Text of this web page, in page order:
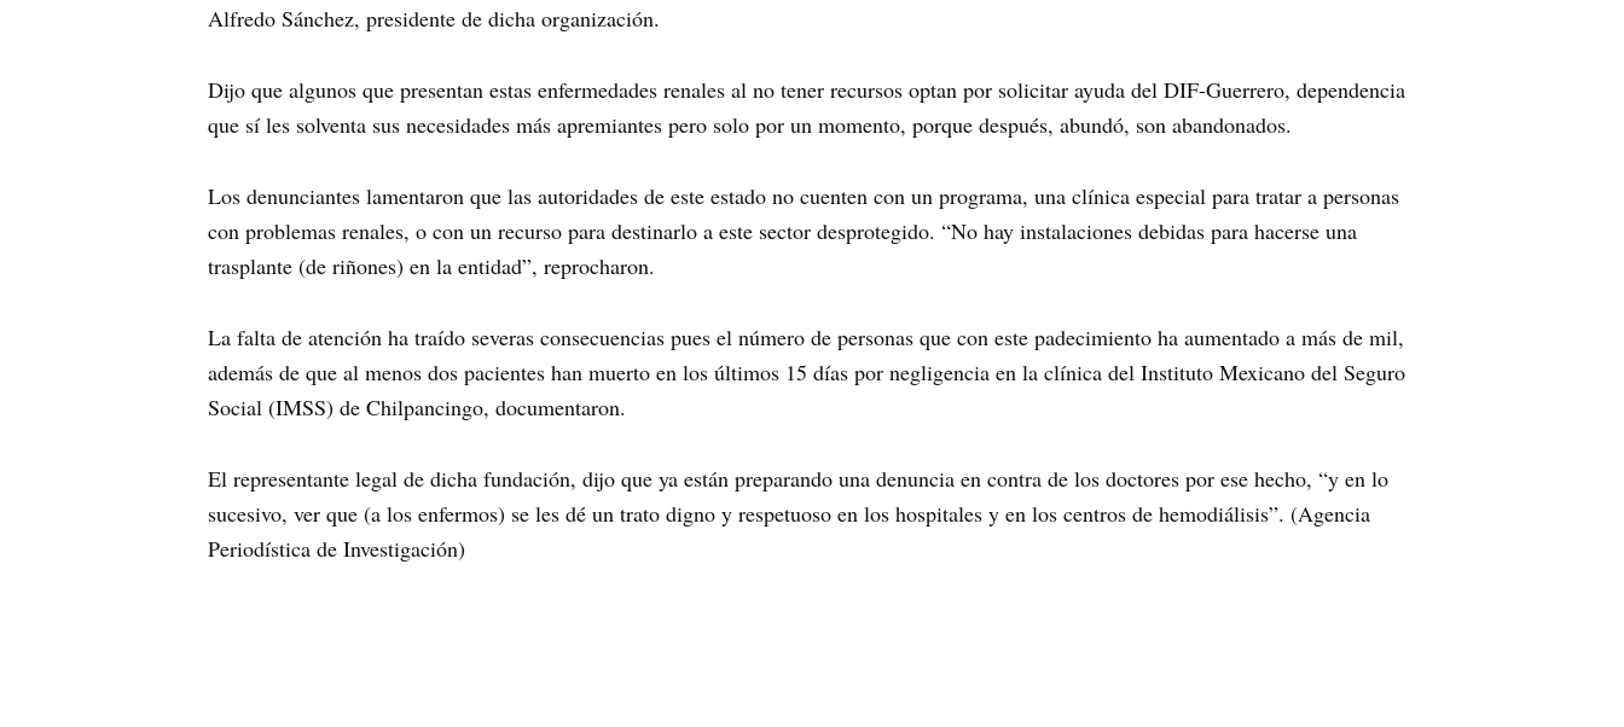
Alfredo Sánchez, presidente de dicha organización.
Dijo que algunos que presentan estas enfermedades renales al no tener recursos optan por solicitar ayuda del DIF-Guerrero, dependencia
que sí les solventa sus necesidades más apremiantes pero solo por un momento, porque después, abundó, son abandonados.
Los denunciantes lamentaron que las autoridades de este estado no cuenten con un programa, una clínica especial para tratar a personas
con problemas renales, o con un recurso para destinarlo a este sector desprotegido. “No hay instalaciones debidas para hacerse una
trasplante (de riñones) en la entidad”, reprocharon.
La falta de atención ha traído severas consecuencias pues el número de personas que con este padecimiento ha aumentado a más de mil,
además de que al menos dos pacientes han muerto en los últimos 15 días por negligencia en la clínica del Instituto Mexicano del Seguro
Social (IMSS) de Chilpancingo, documentaron.
El representante legal de dicha fundación, dijo que ya están preparando una denuncia en contra de los doctores por ese hecho, “y en lo
sucesivo, ver que (a los enfermos) se les dé un trato digno y respetuoso en los hospitales y en los centros de hemodiálisis”. (Agencia
Periodística de Investigación)